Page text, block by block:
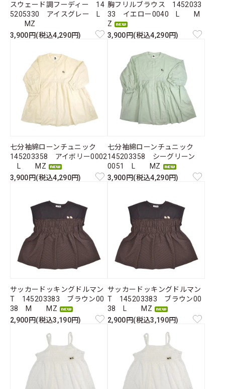
スウェード調フーディー 14
5205330 アイスグレー L
MZ
3,900円(税込4,290円)
胸フリルブラウス 1452033
33 イエロー0040 L M
Z
3,900円(税込4,290円)
七分袖綿ローンチュニック
145203358 アイボリー0002
L MZ
3,900円(税込4,290円)
七分袖綿ローンチュニック
145203358 シーグリーン
0051 L MZ
3,900円(税込4,290円)
サッカードッキングドルマン
T 145203383 ブラウン00
38 M MZ
2,900円(税込3,190円)
サッカードッキングドルマン
T 145203383 ブラウン00
38 L MZ
2,900円(税込3,190円)